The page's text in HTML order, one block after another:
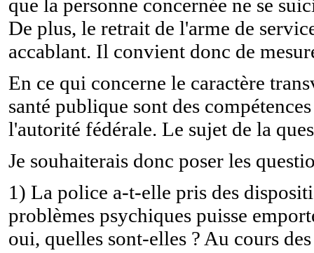
que la personne concernée ne se
De plus, le retrait de l'arme de
accablant. Il convient donc de
En ce qui concerne le caractère
santé publique sont des
l'autorité fédérale. Le sujet de la
Je souhaiterais donc poser les
1) La police a-t-elle pris des
problèmes psychiques puisse
oui, quelles sont-elles ? Au cours